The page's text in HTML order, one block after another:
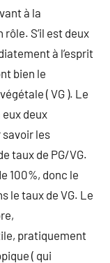
à la
S’il est deux
à l’esprit
bien le
( VG ). Le
eux deux
les
taux de PG/VG.
100%, donc le
le taux de VG. Le
pratiquement
( qui